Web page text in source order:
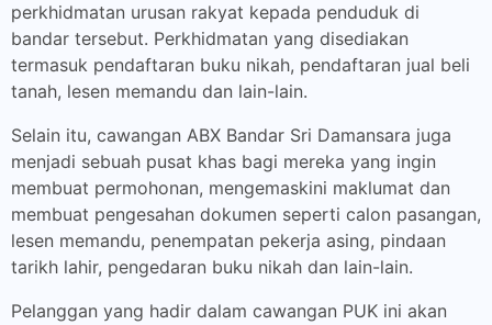
perkhidmatan urusan rakyat kepada penduduk di
bandar tersebut. Perkhidmatan yang disediakan
termasuk pendaftaran buku nikah, pendaftaran jual beli
tanah, lesen memandu dan lain-lain.
Selain itu, cawangan ABX Bandar Sri Damansara juga
menjadi sebuah pusat khas bagi mereka yang ingin
membuat permohonan, mengemaskini maklumat dan
membuat pengesahan dokumen seperti calon pasangan,
lesen memandu, penempatan pekerja asing, pindaan
tarikh lahir, pengedaran buku nikah dan lain-lain.
Pelanggan yang hadir dalam cawangan PUK ini akan